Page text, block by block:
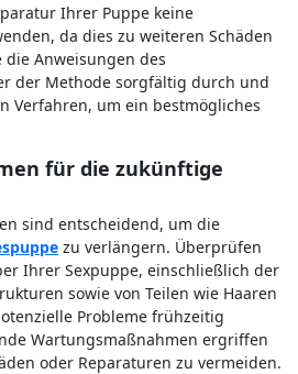
Ihrer Puppe keine
da dies zu weiteren Schäden
die Anweisungen des
der Methode sorgfältig durch und
Verfahren, um ein bestmögliches
für die zukünftige
sind entscheidend, um die
zu verlängern. Überprüfen
Ihrer Sexpuppe, einschließlich der
sowie von Teilen wie Haaren
Probleme frühzeitig
Wartungsmaßnahmen ergriffen
oder Reparaturen zu vermeiden.